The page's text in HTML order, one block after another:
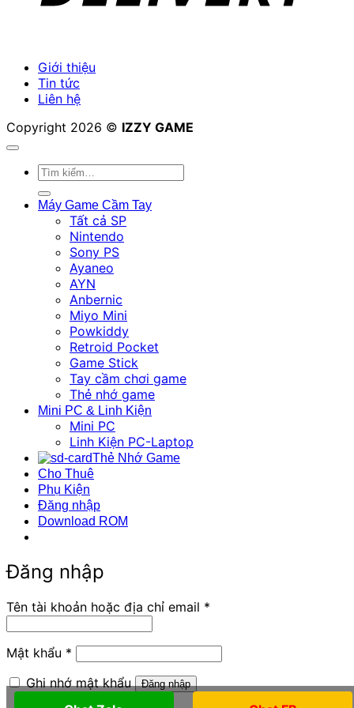
Giới thiệu
Tin tức
Liên hệ
Copyright 2026 © IZZY GAME
Tìm
Máy Game Cầm Tay
Tất cả SP
Nintendo
Sony PS
Ayaneo
AYN
Anbernic
Miyo Mini
Powkiddy
Retroid Pocket
Game Stick
Tay cầm chơi game
Thẻ nhớ game
Mini PC & Linh Kiện
Mini PC
Linh Kiện PC-Laptop
Thẻ Nhớ Game
Cho Thuê
Phụ Kiện
Đăng nhập
Download ROM
Đăng nhập
Tên tài khoản hoặc địa chỉ email *
Mật khẩu * Bắt
buộc
Ghi nhớ mật khẩu
Đăng nhập